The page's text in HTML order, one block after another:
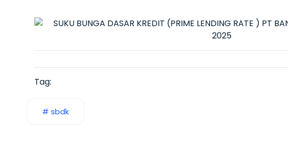
Tag:
# sbdk